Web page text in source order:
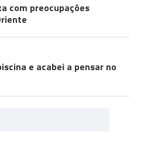
com preocupações
e acabei a pensar no